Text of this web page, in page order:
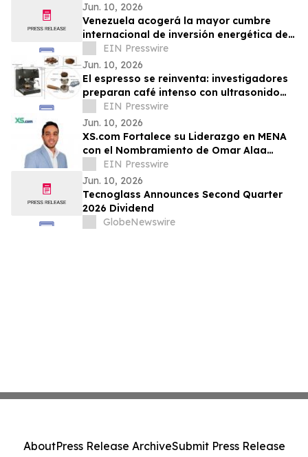
Jun. 10, 2026
Venezuela acogerá la mayor cumbre
internacional de inversión energética de
su historia
EIN Presswire
Jun. 10, 2026
El espresso se reinventa: investigadores
preparan café intenso con ultrasonido
usando hasta un 75% menos energía
EIN Presswire
Jun. 10, 2026
XS.com Fortalece su Liderazgo en MENA
con el Nombramiento de Omar Alaa
como Director de Marketing
EIN Presswire
Jun. 10, 2026
Tecnoglass Announces Second Quarter
2026 Dividend
GlobeNewswire
AboutPress Release ArchiveSubmit Press Release